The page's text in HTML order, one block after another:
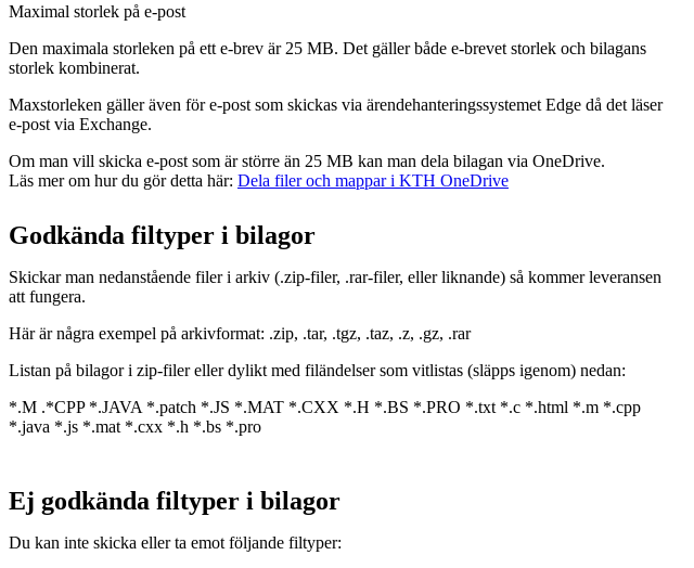
Maximal storlek på e-post
Den maximala storleken på ett e-brev är 25 MB. Det gäller både e-brevet storlek och bilagans
storlek kombinerat.
Maxstorleken gäller även för e-post som skickas via ärendehanteringssystemet Edge då det läser
e-post via Exchange.
Om man vill skicka e-post som är större än 25 MB kan man dela bilagan via OneDrive.
Läs mer om hur du gör detta här: Dela filer och mappar i KTH OneDrive
Godkända filtyper i bilagor
Skickar man nedanstående filer i arkiv (.zip-filer, .rar-filer, eller liknande) så kommer leveransen
att fungera.
Här är några exempel på arkivformat: .zip, .tar, .tgz, .taz, .z, .gz, .rar
Listan på bilagor i zip-filer eller dylikt med filändelser som vitlistas (släpps igenom) nedan:
*.M .*CPP *.JAVA *.patch *.JS *.MAT *.CXX *.H *.BS *.PRO *.txt *.c *.html *.m *.cpp
*.java *.js *.mat *.cxx *.h *.bs *.pro
Ej godkända filtyper i bilagor
Du kan inte skicka eller ta emot följande filtyper: